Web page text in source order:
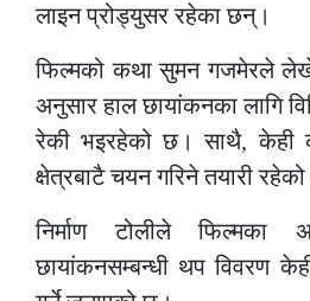
लाइन प्रोड्युसर रहेका छन्।
फिल्मको कथा सुमन गजमेरले
अनुसार हाल छायांकनका लागि
रेकी भइरहेको छ। साथै, केही
क्षेत्रबाटै चयन गरिने तयारी
निर्माण टोलीले फिल्मका
छायांकनसम्बन्धी थप विवरण